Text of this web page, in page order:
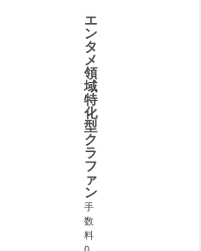
エ
ン
タ
メ
領
域
特
化
型
ク
ラ
フ
ァ
ン
手
数
料